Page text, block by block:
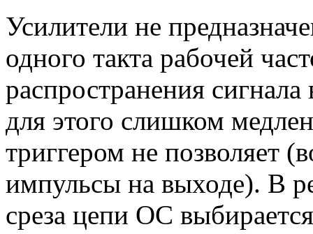
Усилители не
одного такта рабочей
распространения
для этого слишком
триггером не позволяет
импульсы на выходе). В
среза цепи ОС